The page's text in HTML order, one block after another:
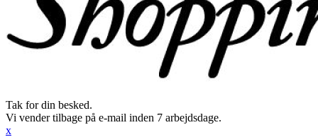
Tak for din besked.
Vi vender tilbage på e-mail inden 7 arbejdsdage.
x